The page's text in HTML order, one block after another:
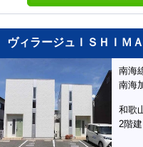
ヴィラージュＩＳＨＩＭＡ
南海
南海
和歌
2階